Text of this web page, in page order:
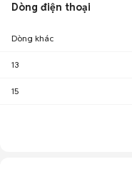
Dòng điện thoại
Dòng khác
13
15